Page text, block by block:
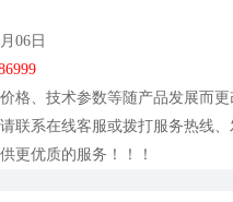
06日
格、技术参数等随产品发展而
联系在线客服或拨打服务热线
更优质的服务！！！